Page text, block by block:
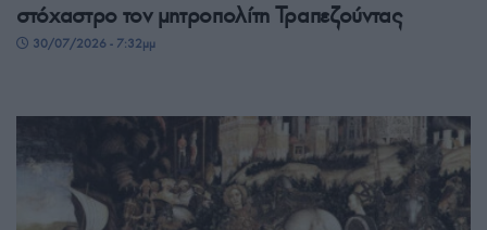
στόχαστρο τον μητροπολίτη Τραπεζούντας
30/07/2026 - 7:32μμ